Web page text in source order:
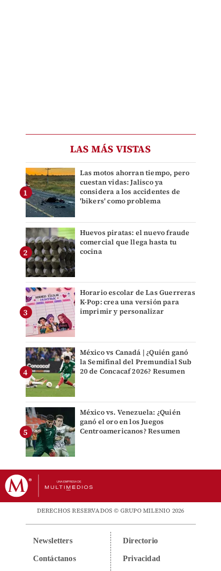
LAS MÁS VISTAS
Las motos ahorran tiempo, pero
cuestan vidas: Jalisco ya
considera a los accidentes de
'bikers' como problema
Huevos piratas: el nuevo fraude
comercial que llega hasta tu
cocina
Horario escolar de Las Guerreras
K-Pop: crea una versión para
imprimir y personalizar
México vs Canadá | ¿Quién ganó
la Semifinal del Premundial Sub
20 de Concacaf 2026? Resumen
México vs. Venezuela: ¿Quién
ganó el oro en los Juegos
Centroamericanos? Resumen
DERECHOS RESERVADOS © GRUPO MILENIO 2026
Newsletters
Contáctanos
Directorio
Privacidad